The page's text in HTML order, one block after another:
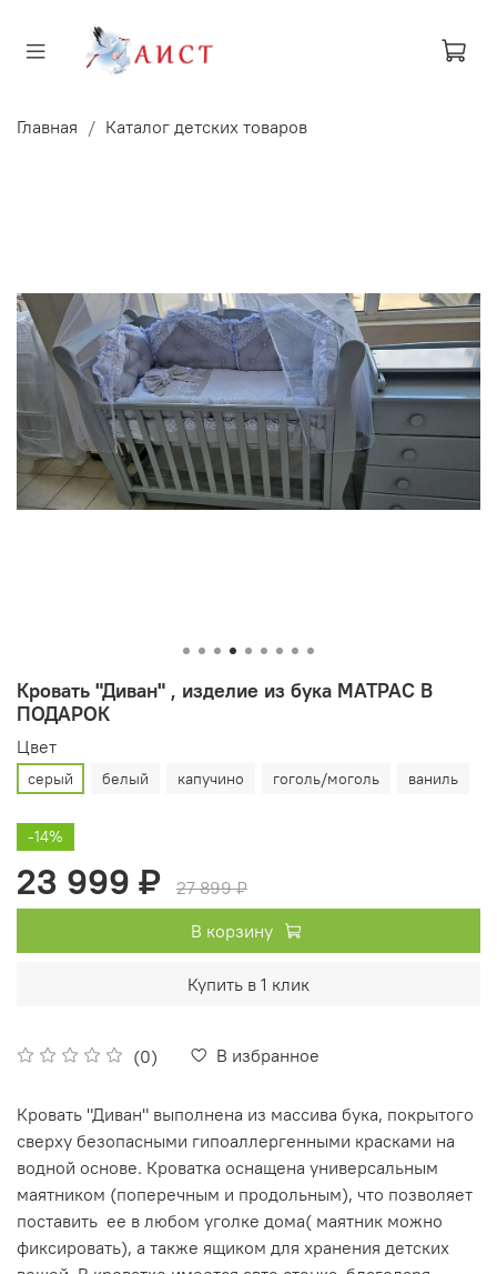
Главная Каталог детских товаров
Кровать "Диван" , изделие из бука МАТРАС В
ПОДАРОК
(0) В избранное
Цвет
серый белый капучино гоголь/моголь ваниль
-14%
23 999 ₽
27 899 ₽
В корзину
Купить в 1 клик
Кровать "Диван" выполнена из массива бука, покрытого
сверху безопасными гипоаллергенными красками на
водной основе. Кроватка оснащена универсальным
маятником (поперечным и продольным), что позволяет
поставить ее в любом уголке дома( маятник можно
фиксировать), а также ящиком для хранения детских